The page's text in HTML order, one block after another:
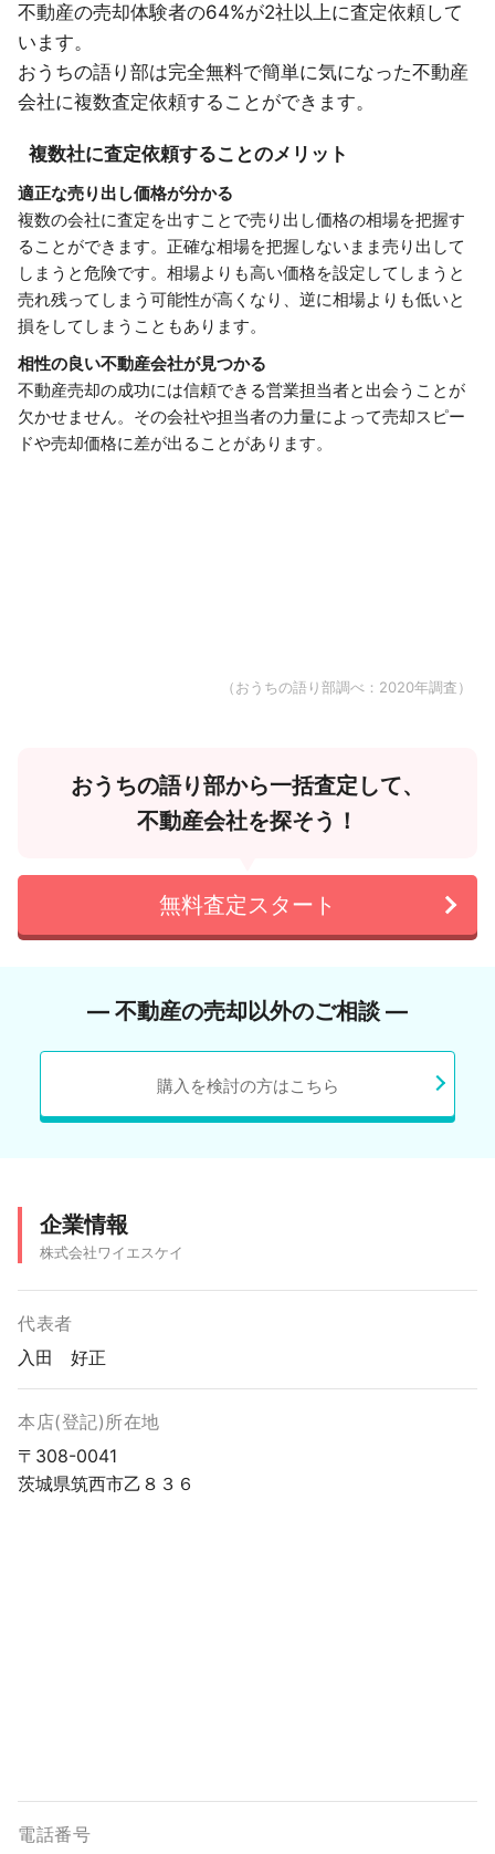
不動産の売却体験者の64%が2社以上に査定依頼して
います。
おうちの語り部は完全無料で簡単に気になった不動産
会社に複数査定依頼することができます。
複数社に査定依頼することのメリット
適正な売り出し価格が分かる
複数の会社に査定を出すことで売り出し価格の相場を把握す
ることができます。正確な相場を把握しないまま売り出して
しまうと危険です。相場よりも高い価格を設定してしまうと
売れ残ってしまう可能性が高くなり、逆に相場よりも低いと
損をしてしまうこともあります。
相性の良い不動産会社が見つかる
不動産売却の成功には信頼できる営業担当者と出会うことが
欠かせません。その会社や担当者の力量によって売却スピー
ドや売却価格に差が出ることがあります。
（おうちの語り部調べ：2020年調査）
おうちの語り部から一括査定して、
不動産会社を探そう！
無料査定スタート
― 不動産の売却以外のご相談 ―
購入を検討の方はこちら
企業情報
株式会社ワイエスケイ
代表者
入田 好正
本店(登記)所在地
〒308-0041
茨城県筑西市乙８３６
電話番号